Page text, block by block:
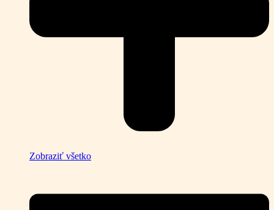
Zobraziť všetko